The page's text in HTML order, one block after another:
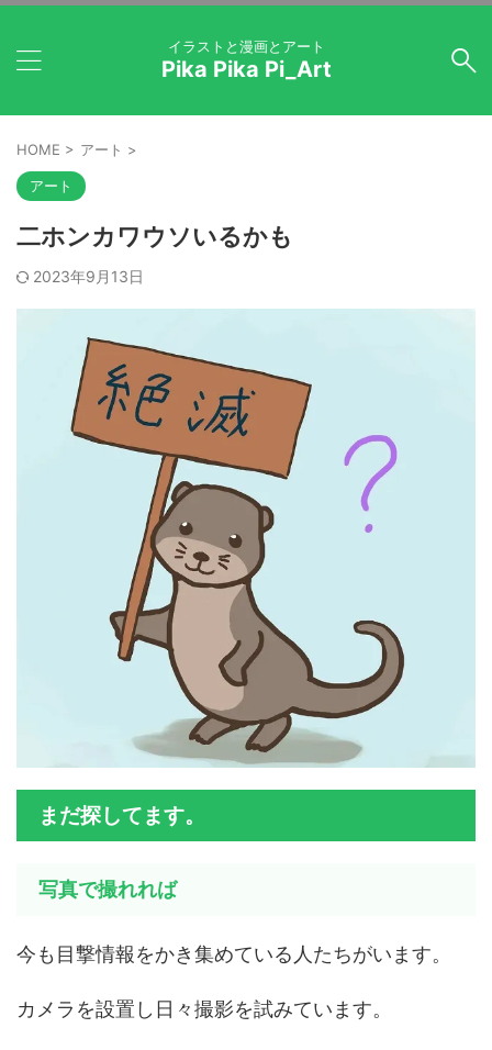
イラストと漫画とアート
Pika Pika Pi_Art
HOME > アート >
アート
二ホンカワウソいるかも
2023年9月13日
まだ探してます。
写真で撮れれば
今も目撃情報をかき集めている人たちがいます。
カメラを設置し日々撮影を試みています。